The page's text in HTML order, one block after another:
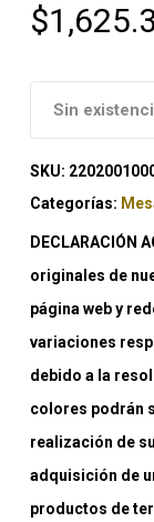
$
Sin
SKU:
Categorías:
DECLARACIÓN
originales de
página web y
variaciones
debido a la
colores podrán
realización de
adquisición de
productos de